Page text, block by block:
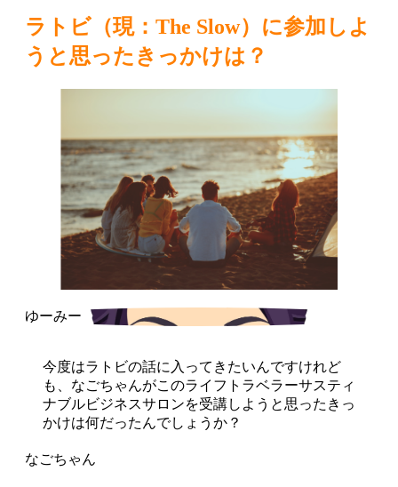
ラトビ（現：The Slow）に参加しよ
うと思ったきっかけは？
今度はラトビの話に入ってきたいんですけれど
も、なごちゃんがこのライフトラベラーサスティ
ナブルビジネスサロンを受講しようと思ったきっ
かけは何だったんでしょうか？